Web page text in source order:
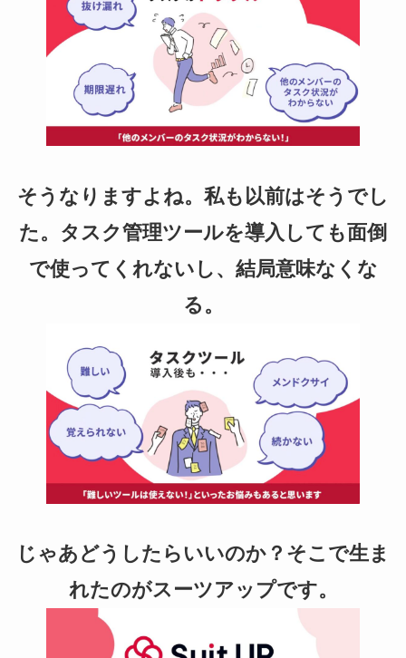
そうなりますよね。私も以前はそうでし
た。タスク管理ツールを導入しても面倒
で使ってくれないし、結局意味なくな
る。
じゃあどうしたらいいのか？そこで生ま
れたのがスーツアップです。